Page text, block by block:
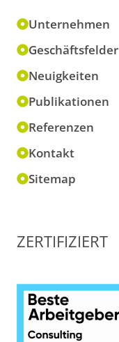
Unternehmen
Geschäftsfelder
Neuigkeiten
Publikationen
Referenzen
Kontakt
Sitemap
ZERTIFIZIERT